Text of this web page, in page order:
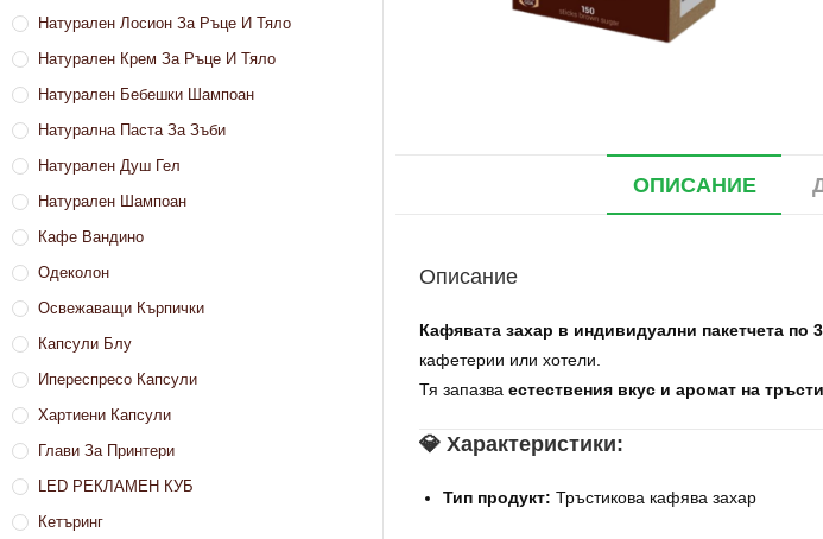
Натурален Лосион За Ръце И Тяло
Натурален Крем За Ръце И Тяло
Натурален Бебешки Шампоан
Натурална Паста За Зъби
Натурален Душ Гел
Натурален Шампоан
Кафе Вандино
Одеколон
Освежаващи Кърпички
Капсули Блу
Ипереспресо Капсули
Хартиени Капсули
Глави За Принтери
LED РЕКЛАМЕН КУБ
Кетъринг
ОПИСАНИЕ
Описание
Кафявата захар в индивидуални пакетчета по
кафетерии или хотели.
Тя запазва естествения вкус и аромат на
💎 Характеристики:
Тип продукт: Тръстикова кафява захар